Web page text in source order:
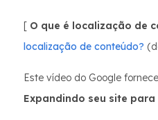
[ O que é localização de
localização de conteúdo?
Este vídeo do Google
Expandindo seu site